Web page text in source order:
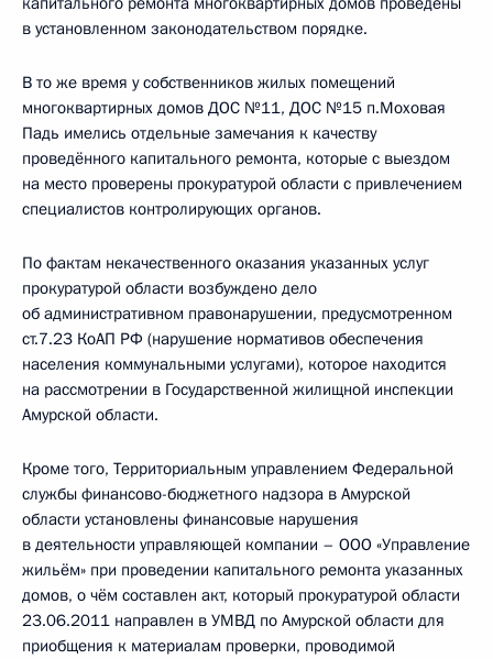
в установленном законодательством порядке.
В то же время у собственников жилых помещений
многоквартирных домов ДОС №11, ДОС №15 п.Моховая
Падь имелись отдельные замечания к качеству
проведённого капитального ремонта, которые с выездом
на место проверены прокуратурой области с привлечением
специалистов контролирующих органов.
По фактам некачественного оказания указанных услуг
прокуратурой области возбуждено дело
об административном правонарушении, предусмотренном
ст.7.23 КоАП РФ (нарушение нормативов обеспечения
населения коммунальными услугами), которое находится
на рассмотрении в Государственной жилищной инспекции
Амурской области.
Кроме того, Территориальным управлением Федеральной
службы финансово-бюджетного надзора в Амурской
области установлены финансовые нарушения
в деятельности управляющей компании – ООО «Управление
жильём» при проведении капитального ремонта указанных
домов, о чём составлен акт, который прокуратурой области
23.06.2011 направлен в УМВД по Амурской области для
приобщения к материалам проверки, проводимой